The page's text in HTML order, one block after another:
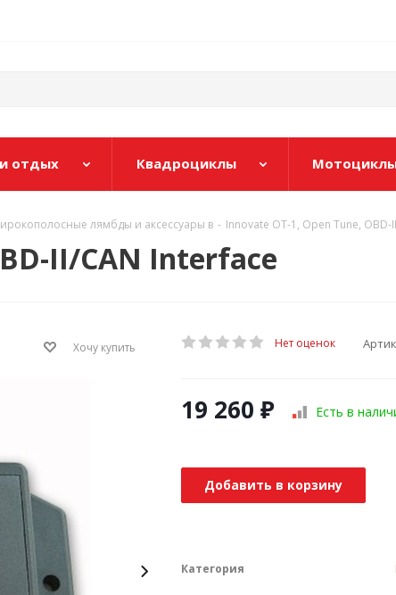
отдых Квадроциклы
лямбды и аксессуары в - Innovate OT-1, Open Tune, OBD-
II/CAN Interface
Хочу купить Нет оценок
19 260 ₽ Есть в
Добавить в корзину
Категория